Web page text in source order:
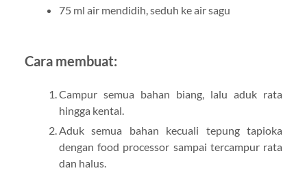
75 ml air mendidih, seduh ke air sagu
Cara membuat:
Campur semua bahan biang, lalu aduk rata
hingga kental.
Aduk semua bahan kecuali tepung tapioka
dengan food processor sampai tercampur rata
dan halus.